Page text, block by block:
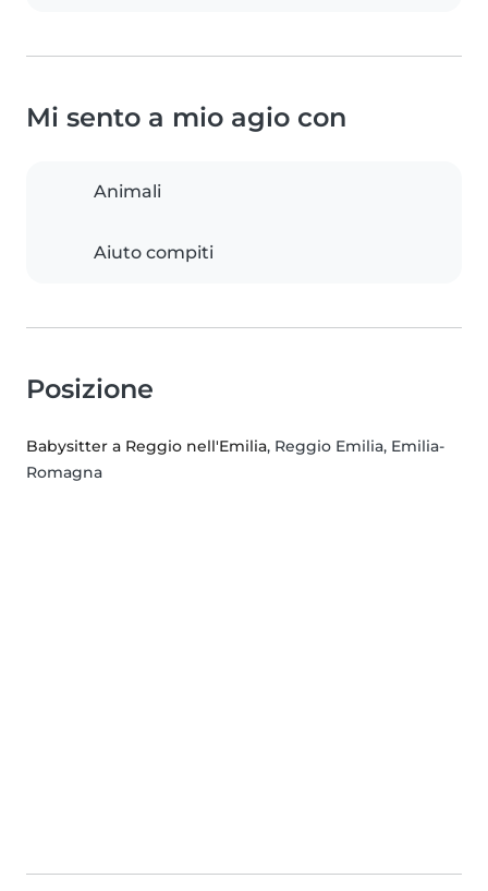
Mi sento a mio agio con
Animali
Aiuto compiti
Posizione
Babysitter a Reggio nell'Emilia, Reggio Emilia, Emilia-
Romagna